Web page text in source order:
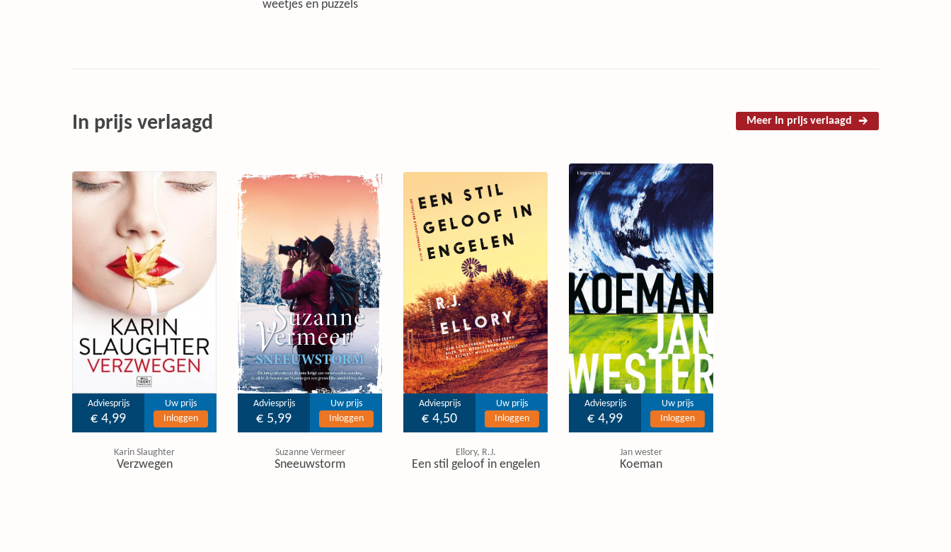
weetjes en puzzels
In prijs verlaagd Meer In prijs verlaagd
Adviesprijs
€ 4,99
Uw prijs
Inloggen
Karin Slaughter
Verzwegen
Adviesprijs
€ 5,99
Uw prijs
Inloggen
Suzanne Vermeer
Sneeuwstorm
Adviesprijs
€ 4,50
Uw prijs
Inloggen
Ellory, R.J.
Een stil geloof in engelen
Adviesprijs
€ 4,99
Uw prijs
Inloggen
Jan wester
Koeman